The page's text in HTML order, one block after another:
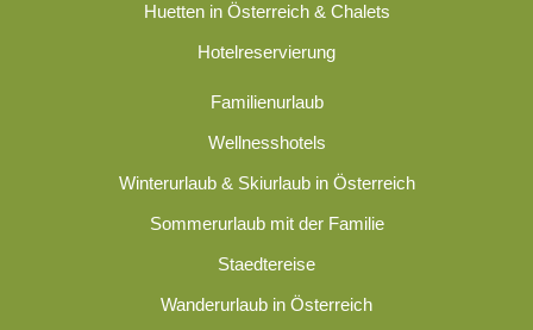
Huetten in Österreich & Chalets
Hotelreservierung
Familienurlaub
Wellnesshotels
Winterurlaub & Skiurlaub in Österreich
Sommerurlaub mit der Familie
Staedtereise
Wanderurlaub in Österreich